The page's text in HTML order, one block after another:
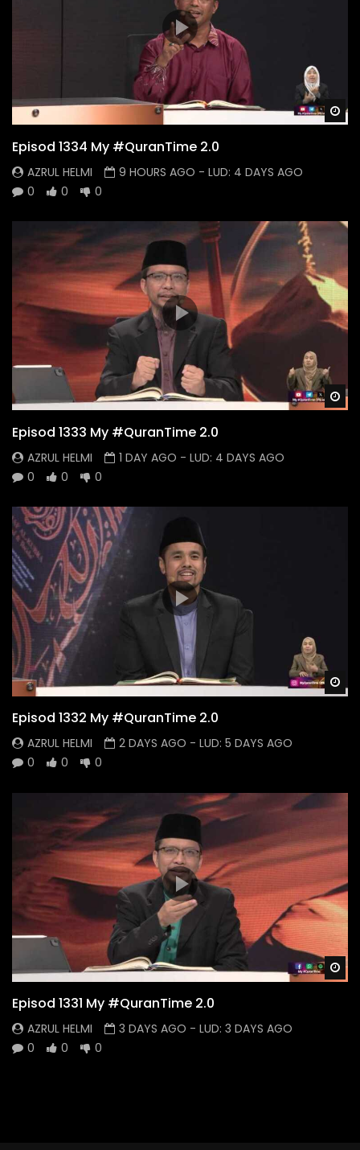
Episod 1334 My #QuranTime 2.0
AZRUL HELMI 9 HOURS AGO - LUD: 4 DAYS AGO
0
0 0
Episod 1333 My #QuranTime 2.0
AZRUL HELMI 1 DAY AGO - LUD: 4 DAYS AGO
0
0 0
Episod 1332 My #QuranTime 2.0
AZRUL HELMI 2 DAYS AGO - LUD: 5 DAYS AGO
0
0 0
Episod 1331 My #QuranTime 2.0
AZRUL HELMI 3 DAYS AGO - LUD: 3 DAYS AGO
0
0 0